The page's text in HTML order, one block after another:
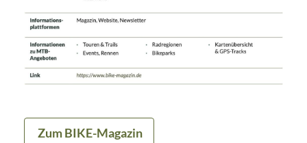
Zum BIKE-Magazin